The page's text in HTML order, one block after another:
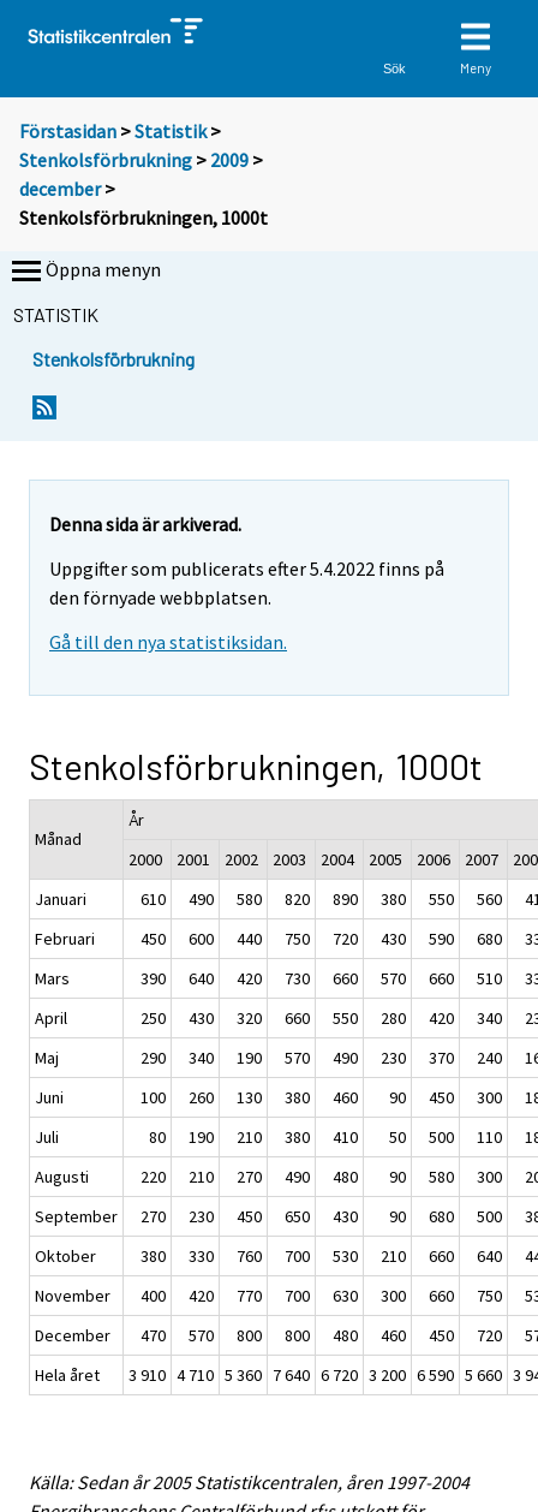
Sök Meny
Förstasidan >Statistik >
Stenkolsförbrukning > 2009 >
december>
Stenkolsförbrukningen, 1000t
Öppna menyn
STATISTIK
Stenkolsförbrukning
Denna sida är arkiverad.
Uppgifter som publicerats efter 5.4.2022 finns på
den förnyade webbplatsen.
Gå till den nya statistiksidan.
Stenkolsförbrukningen, 1000t
Månad
År
2000
2001 2002 2003 2004 2005 2006 2007
Januari
610 490 580 820 890 380 550 560
Februari
450 600 440 750 720 430 590 680
Mars
390 640 420 730 660 570 660 510
April
250 430 320 660 550 280 420 340
Maj
290 340 190 570 490 230 370 240
Juni
100 260 130 380 460 90 450 300
Juli
80 190 210 380 410 50 500 110
Augusti
220 210 270 490 480 90 580 300
September
270 230 450 650 430 90 680 500
Oktober
380 330 760 700 530 210 660 640
November
400 420 770 700 630 300 660 750
December
470 570 800 800 480 460 450 720
Hela året
3 910 4 710 5 360 7 640 6 720 3 200 6 590 5 660 3
Källa: Sedan år 2005 Statistikcentralen, åren 1997-2004